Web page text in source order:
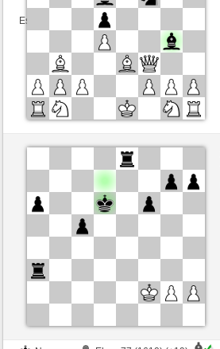
Esta partida es por puntos
Negras
Gorrion7 (1798) (+10)
JABO_1 (1649) (-10)
Tiempo: 2 minutes/side + 0 seconds/move
Esta partida es por puntos